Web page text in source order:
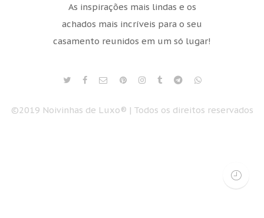
As inspirações mais lindas e os
achados mais incríveis para o seu
casamento reunidos em um só lugar!
©2019 Noivinhas de Luxo® | Todos os direitos reservados